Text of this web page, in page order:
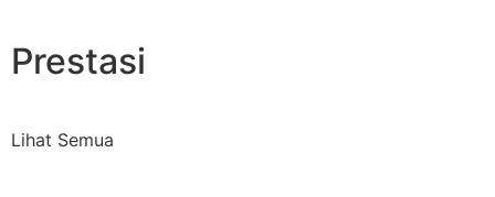
Prestasi
Lihat Semua